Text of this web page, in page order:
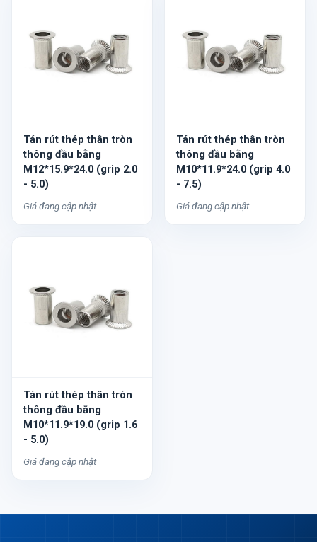
Tán rút thép thân tròn
thông đầu bằng
M12*15.9*24.0 (grip 2.0
- 5.0)
Giá đang cập nhật
Tán rút thép thân tròn
thông đầu bằng
M10*11.9*24.0 (grip 4.0
- 7.5)
Giá đang cập nhật
Tán rút thép thân tròn
thông đầu bằng
M10*11.9*19.0 (grip 1.6
- 5.0)
Giá đang cập nhật